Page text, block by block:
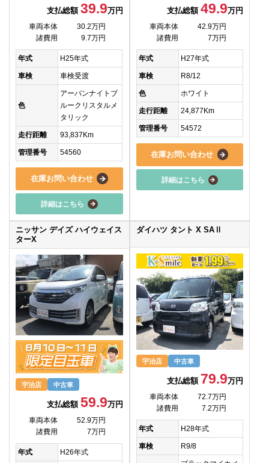
支払総額 39.9万円
車両本体
30.2万円
諸費用
9.7万円
年式 H25年式
車検 車検受渡
色
アーバンナイトブ
ルークリスタルメ
タリック
走行距離 93,837Km
管理番号 54560
在庫お問い合わせ
詳細はこちら
支払総額49.9万円
車両本体
42.9万円
諸費用
7万円
年式 H27年式
車検 R8/12
色 ホワイト
走行距離 24,877Km
管理番号 54572
在庫お問い合わせ
詳細はこちら
ニッサン デイズ ハイウェイス
ターX
宇治店 中古車
支払総額 59.9万円
車両本体
52.9万円
諸費用
7万円
年式 H26年式
ダイハツ タント X SAⅡ
宇治店 中古車
支払総額 79.9万円
車両本体
72.7万円
諸費用
7.2万円
年式 H28年式
車検 R9/8